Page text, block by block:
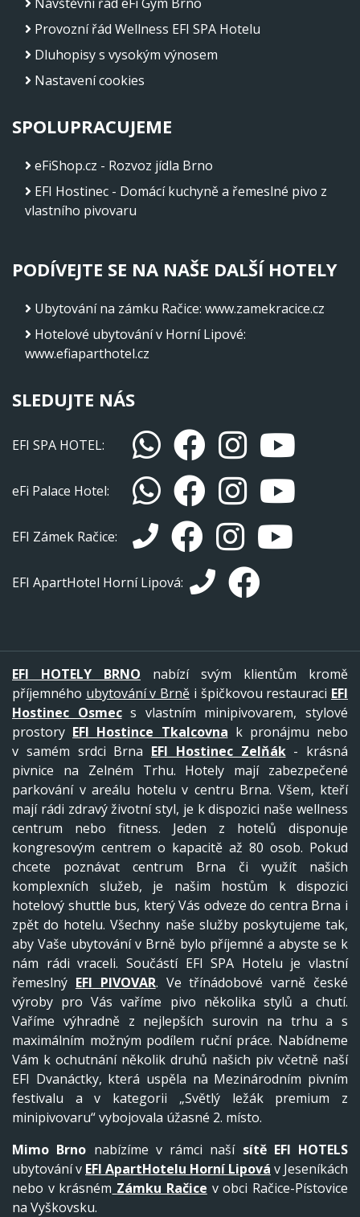
Provozní řád Wellness EFI SPA Hotelu
Dluhopisy s vysokým výnosem
Nastavení cookies
SPOLUPRACUJEME
eFiShop.cz - Rozvoz jídla Brno
EFI Hostinec - Domácí kuchyně a řemeslné pivo z
vlastního pivovaru
PODÍVEJTE SE NA NAŠE DALŠÍ HOTELY
Ubytování na zámku Račice: www.zamekracice.cz
Hotelové ubytování v Horní Lipové:
www.efiaparthotel.cz
SLEDUJTE NÁS
EFI SPA HOTEL:
eFi Palace Hotel:
EFI Zámek Račice:
EFI ApartHotel Horní Lipová:
EFI HOTELY BRNO nabízí svým klientům kromě
příjemného ubytování v Brně i špičkovou restauraci EFI
Hostinec Osmecs vlastním minipivovarem, stylové
prostory EFI Hostince Tkalcovna k pronájmu nebo
v samém srdci Brna EFI Hostinec Zelňák- krásná
pivnice na Zelném Trhu. Hotely mají zabezpečené
parkování v areálu hotelu v centru Brna. Všem, kteří
mají rádi zdravý životní styl, je k dispozici naše wellness
centrum nebo fitness. Jeden z hotelů disponuje
kongresovým centrem o kapacitě až 80 osob. Pokud
chcete poznávat centrum Brna či využít našich
komplexních služeb, je našim hostům k dispozici
hotelový shuttle bus, který Vás odveze do centra Brna i
zpět do hotelu. Všechny naše služby poskytujeme tak,
aby Vaše ubytování v Brně bylo příjemné a abyste se k
nám rádi vraceli. Součástí EFI SPA Hotelu je vlastní
řemeslný EFI PIVOVAR. Ve třínádobové varně české
výroby pro Vás vaříme pivo několika stylů a chutí.
Vaříme výhradně z nejlepších surovin na trhu a s
maximálním možným podílem ruční práce. Nabídneme
Vám k ochutnání několik druhů našich piv včetně naší
EFI Dvanáctky, která uspěla na Mezinárodním pivním
festivalu a v kategorii „Světlý ležák premium z
minipivovaru“ vybojovala úžasné 2. místo.
Mimo Brno nabízíme v rámci naší sítě EFI HOTELS
ubytování v EFI ApartHotelu Horní Lipová v Jeseníkách
nebo v krásném Zámku Račice v obci Račice-Pístovice
na Vyškovsku.